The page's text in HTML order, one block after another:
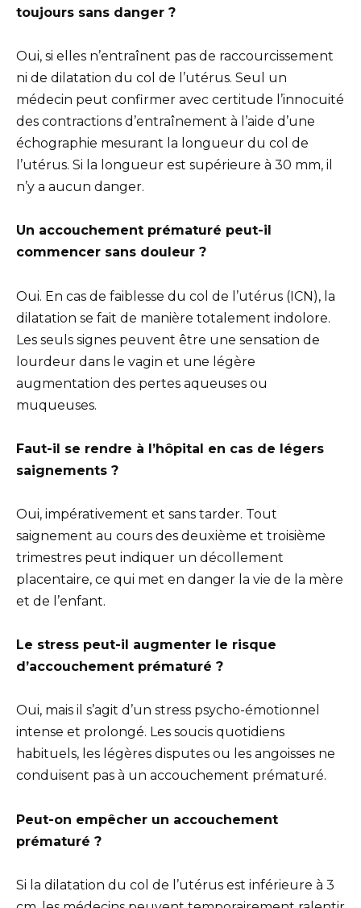
toujours sans danger ?
Oui, si elles n’entraînent pas de raccourcissement
ni de dilatation du col de l’utérus. Seul un
médecin peut confirmer avec certitude l’innocuité
des contractions d’entraînement à l’aide d’une
échographie mesurant la longueur du col de
l’utérus. Si la longueur est supérieure à 30 mm, il
n’y a aucun danger.
Un accouchement prématuré peut-il
commencer sans douleur ?
Oui. En cas de faiblesse du col de l’utérus (ICN), la
dilatation se fait de manière totalement indolore.
Les seuls signes peuvent être une sensation de
lourdeur dans le vagin et une légère
augmentation des pertes aqueuses ou
muqueuses.
Faut-il se rendre à l’hôpital en cas de légers
saignements ?
Oui, impérativement et sans tarder. Tout
saignement au cours des deuxième et troisième
trimestres peut indiquer un décollement
placentaire, ce qui met en danger la vie de la mère
et de l’enfant.
Le stress peut-il augmenter le risque
d’accouchement prématuré ?
Oui, mais il s’agit d’un stress psycho-émotionnel
intense et prolongé. Les soucis quotidiens
habituels, les légères disputes ou les angoisses ne
conduisent pas à un accouchement prématuré.
Peut-on empêcher un accouchement
prématuré ?
Si la dilatation du col de l’utérus est inférieure à 3